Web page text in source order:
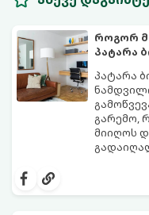
როგორ
პატარა
პატარა
გარემო,
მიიღოს